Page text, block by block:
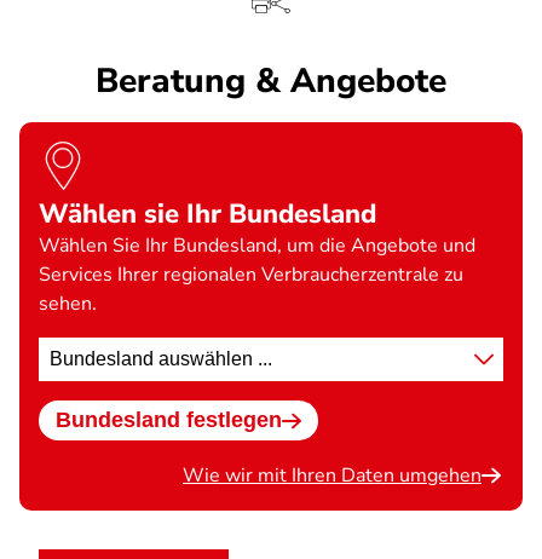
Beratung & Angebote
Wählen sie Ihr Bundesland
Wählen Sie Ihr Bundesland, um die Angebote und
Services Ihrer regionalen Verbraucherzentrale zu
sehen.
Standort
wählen
Bundesland festlegen
Wie wir mit Ihren Daten umgehen